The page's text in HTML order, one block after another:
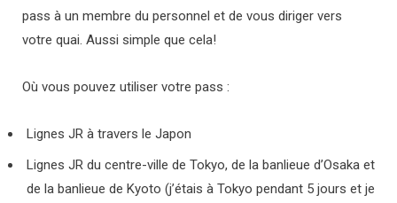
pass à un membre du personnel et de vous diriger vers
votre quai. Aussi simple que cela!
Où vous pouvez utiliser votre pass :
Lignes JR à travers le Japon
Lignes JR du centre-ville de Tokyo, de la banlieue d’Osaka et
de la banlieue de Kyoto (j’étais à Tokyo pendant 5 jours et je